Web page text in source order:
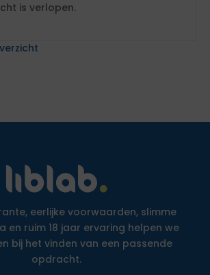
is verlopen.
eerlijke voorwaarden, slimme
en ruim 18 jaar ervaring helpen we
bij het vinden van een passende
opdracht.